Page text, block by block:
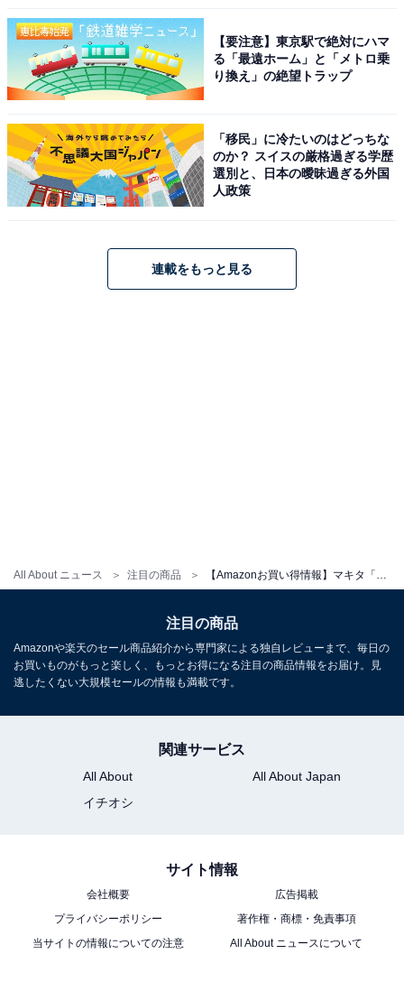
All About ニュース 注目の商品
【今日チェックしたい】マキタの人気商品5選
マキタ(Makita) 充電式インパクトレンチ 18V6Ah バッテ
マキタ(Makita) 40Vmax充電式インパクトレンチ 2.5Ah
Amazonで見る
マキタ(makita) 充電式インパクトレンチ 18V6Ah バッテ
リ2本・充電器・ケース付 TW300DRGX
Amazonで見る
【要注意】東京駅で絶対にハマ
る「最遠ホーム」と「メトロ乗
り換え」の絶望トラップ
「移民」に冷たいのはどっちな
のか？ スイスの厳格過ぎる学歴
選別と、日本の曖昧過ぎる外国
人政策
連載をもっと見る
注目の商品
Amazonや楽天のセール商品紹介から専門家による独自レビューまで、毎日の
お買いものがもっと楽しく、もっとお得になる注目の商品情報をお届け。見
逃したくない大規模セールの情報も満載です。
関連サービス
All About
All About Japan
イチオシ
サイト情報
会社概要
広告掲載
プライバシーポリシー
著作権・商標・免責事項
当サイトの情報についての注意
All About ニュースについて